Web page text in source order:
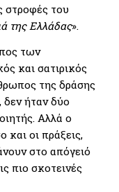
στροφές του
της Ελλάδας».
των
και σατιρικός
της δράσης
δεν ήταν δύο
Αλλά ο
και οι πράξεις,
στο απόγειό
πιο σκοτεινές